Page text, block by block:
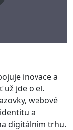
inovace a
už jde o el.
webové
a
digitálním trhu.